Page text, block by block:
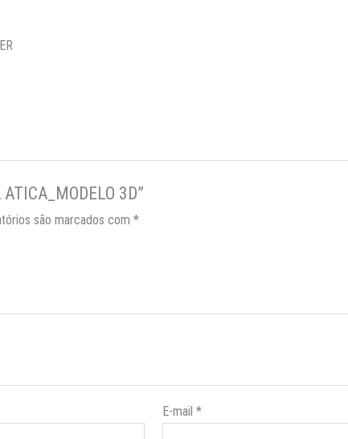
3D”
são marcados com *
E-mail*